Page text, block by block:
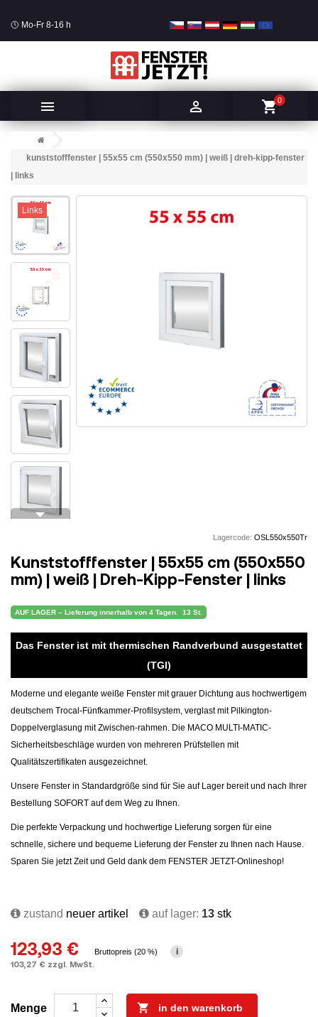
Mo-Fr 8-16 h
  shopping_cart0
kunststofffenster | 55x55 cm (550x550 mm) | weiß | dreh-kipp-fenster
| links
Links
arrow_drop_down
Lagercode: OSL550x550Tr
Kunststofffenster | 55x55 cm (550x550
mm) | weiß | Dreh-Kipp-Fenster | links
AUF LAGER – Lieferung innerhalb von 4 Tagen. 13 St.
Das Fenster ist mit thermischen Randverbund ausgestattet
(TGI)
Moderne und elegante weiße Fenster mit grauer Dichtung aus hochwertigem
deutschem Trocal-Fünfkammer-Profilsystem, verglast mit Pilkington-
Doppelverglasung mit Zwischen-rahmen. Die MACO MULTI-MATIC-
Sicherheitsbeschläge wurden von mehreren Prüfstellen mit
Qualitätszertifikaten ausgezeichnet.
Unsere Fenster in Standardgröße sind für Sie auf Lager bereit und nach Ihrer
Bestellung SOFORT auf dem Weg zu Ihnen.
Die perfekte Verpackung und hochwertige Lieferung sorgen für eine
schnelle, sichere und bequeme Lieferung der Fenster zu Ihnen nach Hause.
Sparen Sie jetzt Zeit und Geld dank dem FENSTER JETZT-Onlineshop!
zustand neuer artikel auf lager: 13 stk
123,93 €
103,27 € zzgl. MwSt.
Bruttopreis (20 %) i
Menge  in den warenkorb